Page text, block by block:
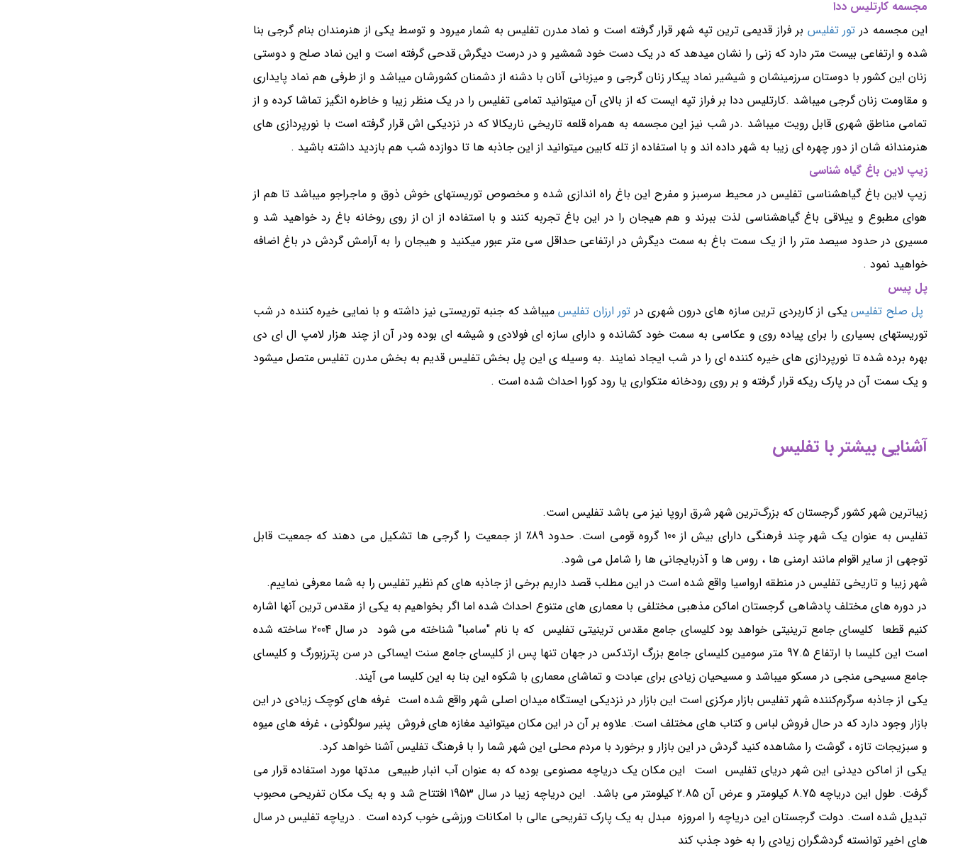
مجسمه کارتلیس ددا
این مجسمه در تور تفلیس بر فراز قدیمی ترین تپه شهر قرار گرفته است و نماد مدرن تفلیس به شمار میرود و توسط یکی از هنرمندان بنام گرجی بنا
شده و ارتفاعی بیست متر دارد که زنی را نشان میدهد که در یک دست خود شمشیر و در درست دیگرش قدحی گرفته است و این نماد صلح و دوستی
زنان این کشور با دوستان سرزمینشان و شیشیر نماد پیکار زنان گرجی و میزبانی آنان با دشنه از دشمنان کشورشان میباشد و از طرفی هم نماد پایداری
و مقاومت زنان گرجی میباشد .کارتلیس ددا بر فراز تپه ایست که از بالای آن میتوانید تمامی تفلیس را در یک منظر زیبا و خاطره انگیز تماشا کرده و از
تمامی مناطق شهری قابل رویت میباشد .در شب نیز این مجسمه به همراه قلعه تاریخی ناریکالا که در نزدیکی اش قرار گرفته است با نورپردازی های
هنرمندانه شان از دور چهره ای زیبا به شهر داده اند و با استفاده از تله کابین میتوانید از این جاذبه ها تا دوازده شب هم بازدید داشته باشید .
زیپ لاین باغ گیاه شناسی
زیپ لاین باغ گیاهشناسی تفلیس در محیط سرسبز و مفرح این باغ راه اندازی شده و مخصوص توریستهای خوش ذوق و ماجراجو میباشد تا هم از
هوای مطبوع و ییلاقی باغ گیاهشناسی لذت ببرند و هم هیجان را در این باغ تجربه کنند و با استفاده از ان از روی روخانه باغ رد خواهید شد و
مسیری در حدود سیصد متر را از یک سمت باغ به سمت دیگرش در ارتفاعی حداقل سی متر عبور میکنید و هیجان را به آرامش گردش در باغ اضافه
خواهید نمود .
پل پیس
پل صلح تفلیسیکی از کاربردی ترین سازه های درون شهری در تور ارزان تفلیسمیباشد که جنبه توریستی نیز داشته و با نمایی خیره کننده در شب
توریستهای بسیاری را برای پیاده روی و عکاسی به سمت خود کشانده و دارای سازه ای فولادی و شیشه ای بوده ودر آن از چند هزار لامپ ال ای دی
بهره برده شده تا نورپردازی های خیره کننده ای را در شب ایجاد نمایند .به وسیله ی این پل بخش تفلیس قدیم به بخش مدرن تفلیس متصل میشود
و یک سمت آن در پارک ریکه قرار گرفته و بر روی رودخانه متکواری یا رود کورا احداث شده است .
آشنایی بیشتر با تفلیس
زیباترین شهر کشور گرجستان که بزرگ‌ترین شهر شرق اروپا نیز می باشد تفلیس است.
تفلیس به عنوان یک شهر چند فرهنگی دارای بیش از 100 گروه قومی است. حدود 89٪ از جمعیت را گرجی ها تشکیل می دهند كه جمعیت قابل
توجهی از سایر اقوام مانند ارمنی ها ، روس ها و آذربایجانی ها را شامل می شود.
شهر زیبا و تاریخی تفلیس در منطقه ارواسیا واقع شده است در این مطلب قصد داریم برخی از جاذبه های کم نظیر تفلیس را به شما معرفی نماییم.
در دوره های مختلف پادشاهی گرجستان اماکن مذهبی مختلفی با معماری های متنوع احداث شده اما اگر بخواهیم به یکی از مقدس ترین آنها اشاره
کنیم قطعا کلیسای جامع ترینیتی خواهد بود کلیسای جامع مقدس ترینیتی تفلیس که با نام "سامبا" شناخته می شود در سال 2004 ساخته شده
است این کلیسا با ارتفاع 97.5 متر سومین کلیسای جامع بزرگ ارتدکس در جهان تنها پس از کلیسای جامع سنت ایساکی در سن پترزبورگ و کلیسای
جامع مسیحی منجی در مسکو میباشد و مسیحیان زیادی برای عبادت و تماشای معماری با شکوه این بنا به این کلیسا می آیند.
یکی از جاذبه سرگرم‌کننده شهر تفلیس بازار مرکزی است این بازار در نزدیکی ایستگاه میدان اصلی شهر واقع شده است غرفه های کوچک زیادی در این
بازار وجود دارد که در حال فروش لباس و کتاب های مختلف است. علاوه بر آن در این مکان میتوانید مغازه های فروش پنیر سولگونی ، غرفه های میوه
و سبزیجات تازه ، گوشت را مشاهده کنید گردش در این بازار و برخورد با مردم محلی این شهر شما را با فرهنگ تفلیس آشنا خواهد کرد.
یکی از اماکن دیدنی این شهر دریای تفلیس است این مکان یک دریاچه مصنوعی بوده که به عنوان آب انبار طبیعی مدتها مورد استفاده قرار می
گرفت. طول این دریاچه 8.75 کیلومتر و عرض آن 2.85 کیلومتر می باشد. این دریاچه زیبا در سال 1953 افتتاح شد و به یک مکان تفریحی محبوب
تبدیل شده است. دولت گرجستان این دریاچه را امروزه مبدل به یک پارک تفریحی عالی با امکانات ورزشی خوب کرده است . دریاچه تفلیس در سال
های اخیر توانسته گردشگران زیادی را به خود جذب کند